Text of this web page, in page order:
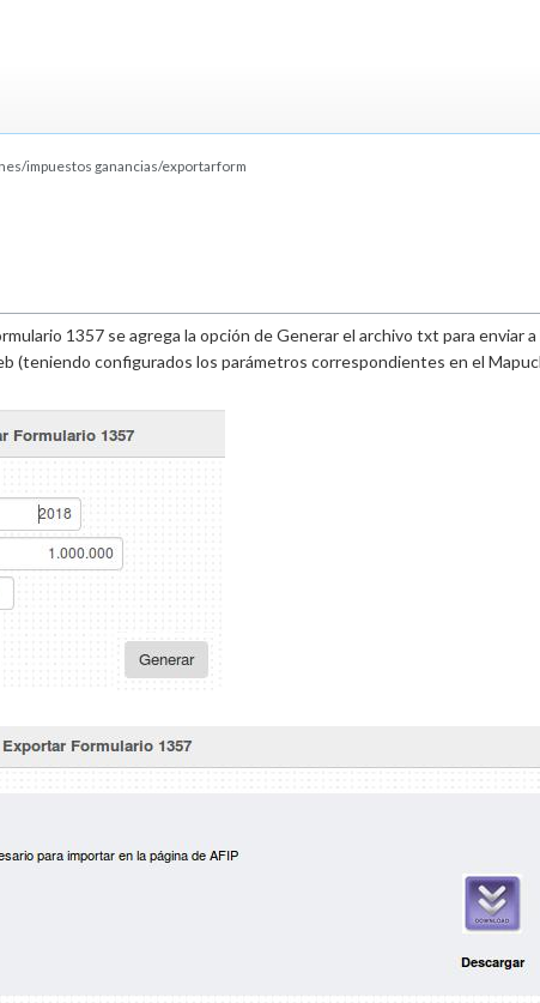
impuestos ganancias/exportarform
1357 se agrega la opción de Generar el archivo txt para enviar
(teniendo configurados los parámetros correspondientes en el